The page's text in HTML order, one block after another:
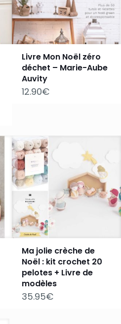
Livre Mon Noël zéro
déchet – Marie-Aube
Auvity
12.90€
Ma jolie crèche de
Noël : kit crochet 20
pelotes + Livre de
modèles
35.95€